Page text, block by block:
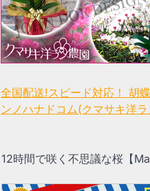
全国配送!スピード対応！ 胡
ンノハナドコム(クマサキ洋ラ
12時間で咲く不思議な桜【